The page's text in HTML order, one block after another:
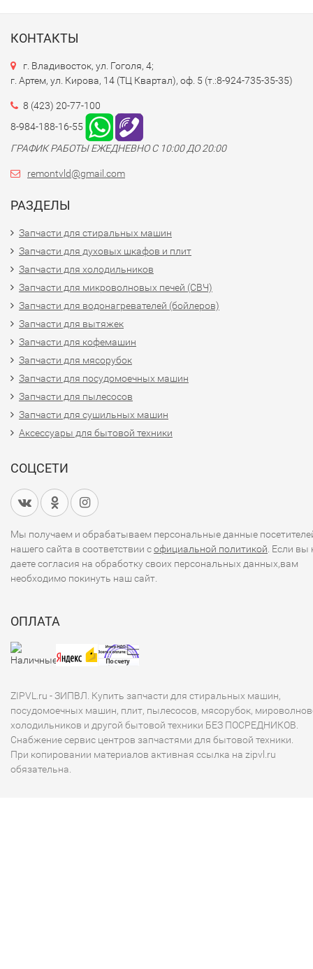
КОНТАКТЫ
г. Владивосток, ул. Гоголя, 4;
г. Артем, ул. Кирова, 14 (ТЦ Квартал), оф. 5 (т.:8-924-735-35-35)
8 (423) 20-77-100
8-984-188-16-55
ГРАФИК РАБОТЫ ЕЖЕДНЕВНО С 10:00 ДО 20:00
remontvld@gmail.com
РАЗДЕЛЫ
Запчасти для стиральных машин
Запчасти для духовых шкафов и плит
Запчасти для холодильников
Запчасти для микроволновых печей (СВЧ)
Запчасти для водонагревателей (бойлеров)
Запчасти для вытяжек
Запчасти для кофемашин
Запчасти для мясорубок
Запчасти для посудомоечных машин
Запчасти для пылесосов
Запчасти для сушильных машин
Аксессуары для бытовой техники
СОЦСЕТИ
Мы получаем и обрабатываем персональные данные
нашего сайта в соответствии софициальной политикой . Если вы
даете согласия на обработку своих персональных данных,вам
необходимо покинуть наш сайт.
ОПЛАТА
ZIPVL.ru - ЗИПВЛ. Купить запчасти для стиральных машин,
посудомоечных машин, плит, пылесосов, мясорубок,
холодильников и другой бытовой техники БЕЗ ПОСРЕДНИКОВ.
Снабжение сервис центров запчастями для бытовой техники.
При копировании материалов активная ссылка на zipvl.ru
обязательна.